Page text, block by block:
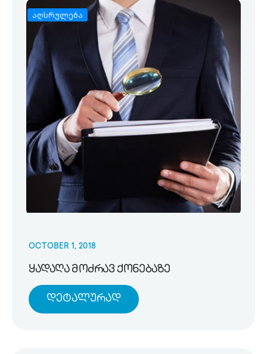
აღსრულება
OCTOBER 1, 2018
ყადაღა მოძრავ ქონებაზე
Დეტალურად